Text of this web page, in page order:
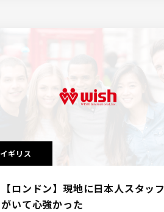
イギリス
【ロンドン】現地に日本人スタッフ
がいて心強かった